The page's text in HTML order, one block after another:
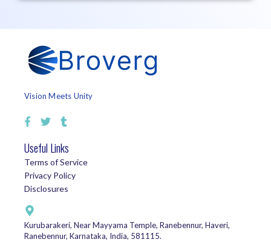
Vision Meets Unity
Useful Links
Terms of Service
Privacy Policy
Disclosures
Kurubarakeri, Near Mayyama Temple, Ranebennur, Haveri,
Ranebennur, Karnataka, India, 581115.